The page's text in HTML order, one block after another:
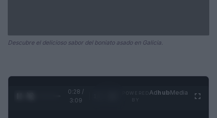
Descubre el delicioso sabor del boniato asado en Galicia.
0:28 /
3:09
AdhubMedia